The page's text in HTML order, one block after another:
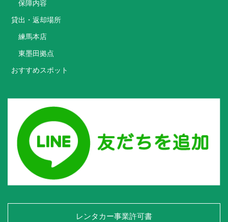
保障内容
貸出・返却場所
練馬本店
東墨田拠点
おすすめスポット
レンタカー事業許可書